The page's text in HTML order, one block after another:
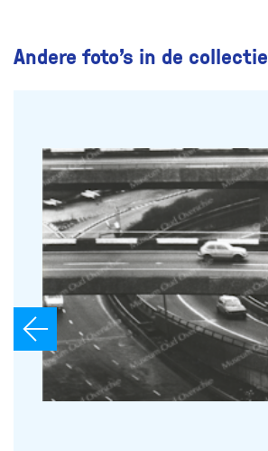
Andere foto’s in de collectie